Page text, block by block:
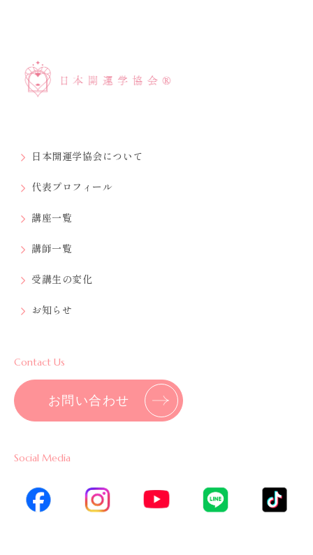
日本開運学協会について
代表プロフィール
講座一覧
講師一覧
受講生の変化
お知らせ
Contact Us
お問い合わせ
Social Media